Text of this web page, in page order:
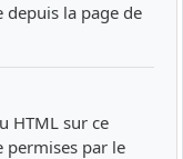
depuis la page de
HTML sur ce
permises par le